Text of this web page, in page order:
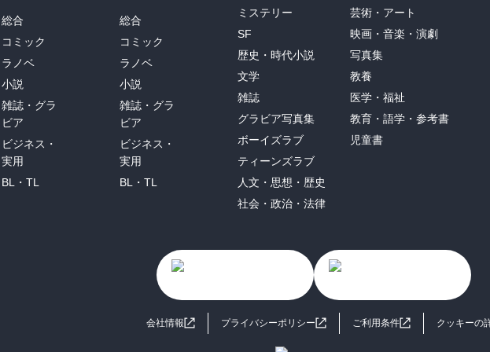
総合
コミック
ラノベ
小説
雑誌・グラ
ビア
ビジネス・
実用
BL・TL
総合
コミック
ラノベ
小説
雑誌・グラ
ビア
ビジネス・
実用
BL・TL
ミステリー
SF
歴史・時代小説
文学
雑誌
グラビア写真集
ボーイズラブ
ティーンズラブ
人文・思想・歴史
社会・政治・法律
芸術・アート
映画・音楽・演劇
写真集
教養
医学・福祉
教育・語学・参考書
児童書
会社情報 プライバシーポリシー ご利用条件 クッキーの